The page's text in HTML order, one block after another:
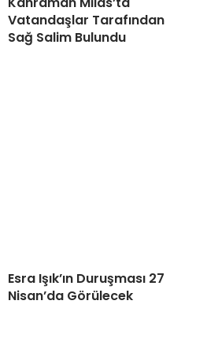
Vatandaşlar Tarafından
Sağ Salim Bulundu
Esra Işık’ın Duruşması 27
Nisan’da Görülecek